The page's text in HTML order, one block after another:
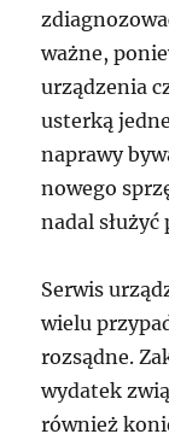
ważne,
urządzenia
usterką
naprawy
nowego
nadal
Serwis
wielu
rozsądne.
wydatek
również